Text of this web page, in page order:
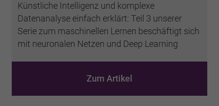
Künstliche Intelligenz und komplexe
Datenanalyse einfach erklärt: Teil 3 unserer
Serie zum maschinellen Lernen beschäftigt sich
mit neuronalen Netzen und Deep Learning
Zum Artikel